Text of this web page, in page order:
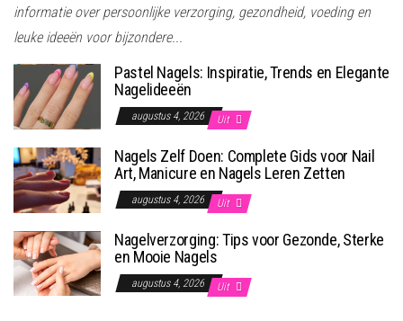
informatie over persoonlijke verzorging, gezondheid, voeding en
leuke ideeën voor bijzondere...
Pastel Nagels: Inspiratie, Trends en Elegante
Nagelideeën
augustus 4, 2026 Uit
Nagels Zelf Doen: Complete Gids voor Nail
Art, Manicure en Nagels Leren Zetten
augustus 4, 2026 Uit
Nagelverzorging: Tips voor Gezonde, Sterke
en Mooie Nagels
augustus 4, 2026 Uit